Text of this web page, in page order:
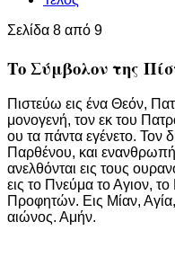
Σελίδα 8 από 9
Το Σύμβολον της
Πιστεύω εις ένα Θεόν,
μονογενή, τον εκ του
ου τα πάντα εγένετο. Τον
Παρθένου, και
ανελθόνται εις τους
εις το Πνεύμα το Αγιον,
Προφητών. Εις Μίαν,
αιώνος. Αμήν.